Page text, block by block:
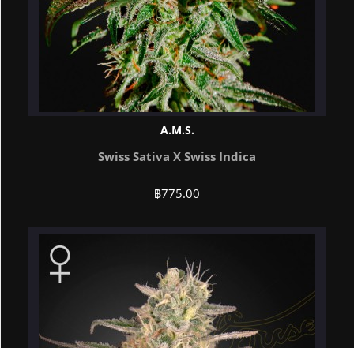
A.M.S.
Swiss Sativa X Swiss Indica
฿775.00